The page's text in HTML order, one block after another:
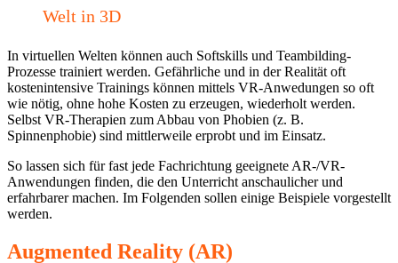
Welt in 3D
In virtuellen Welten können auch Softskills und Teambilding-
Prozesse trainiert werden. Gefährliche und in der Realität oft
kostenintensive Trainings können mittels VR-Anwedungen so oft
wie nötig, ohne hohe Kosten zu erzeugen, wiederholt werden.
Selbst VR-Therapien zum Abbau von Phobien (z. B.
Spinnenphobie) sind mittlerweile erprobt und im Einsatz.
So lassen sich für fast jede Fachrichtung geeignete AR-/VR-
Anwendungen finden, die den Unterricht anschaulicher und
erfahrbarer machen. Im Folgenden sollen einige Beispiele vorgestellt
werden.
Augmented Reality (AR)